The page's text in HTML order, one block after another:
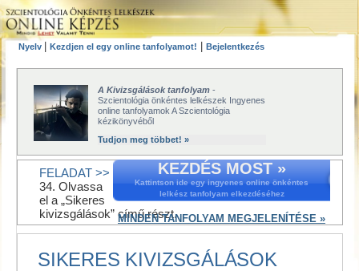
Nyelv Kezdjen el egy online tanfolyamot! Bejelentkezés
A Kivizsgálások tanfolyam -
Szcientológia önkéntes lelkészek Ingyenes
online tanfolyamok A Szcientológia
kézikönyvéből
Tudjon meg többet! »
KEZDÉS MOST »
Kattintson ide egy ingyenes online önkéntes
lelkész tanfolyam elkezdéséhez
MINDEN TANFOLYAM MEGJELENÍTÉSE »
FELADAT >>
34. Olvassa
el a „Sikeres
kivizsgálások” című részt.
SIKERES KIVIZSGÁLÁSOK